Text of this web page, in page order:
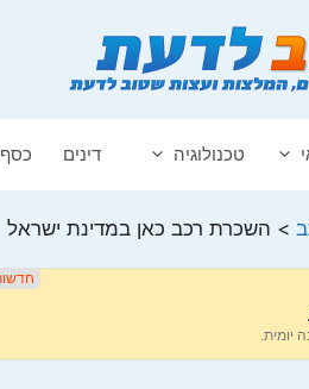
טכנולוגיה דינים כסף
> השכרת רכב כאן במדינת ישראל